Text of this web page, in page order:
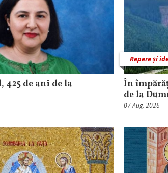
de ani de la
Repere și
În
de la
07 Aug, 2026